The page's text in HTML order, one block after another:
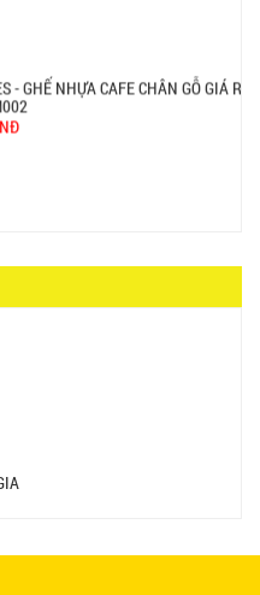
GIÁ RẺ - MÃ SỐ: X001
GIÁ RẺ - MÃ SỐ: BCF01